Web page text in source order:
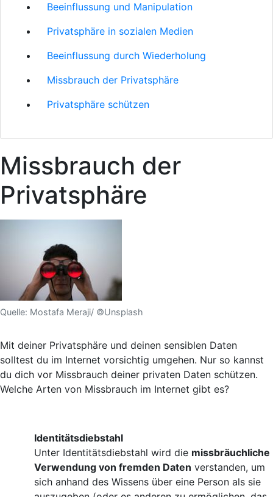
Beeinflussung und Manipulation
Privatsphäre in sozialen Medien
Beeinflussung durch Wiederholung
Missbrauch der Privatsphäre
Privatsphäre schützen
Missbrauch der
Privatsphäre
Quelle: Mostafa Meraji/ ©Unsplash
Mit deiner Privatsphäre und deinen sensiblen Daten
solltest du im Internet vorsichtig umgehen. Nur so kannst
du dich vor Missbrauch deiner privaten Daten schützen.
Welche Arten von Missbrauch im Internet gibt es?
Identitätsdiebstahl
Unter Identitätsdiebstahl wird die missbräuchliche
Verwendung von fremden Daten verstanden, um
sich anhand des Wissens über eine Person als sie